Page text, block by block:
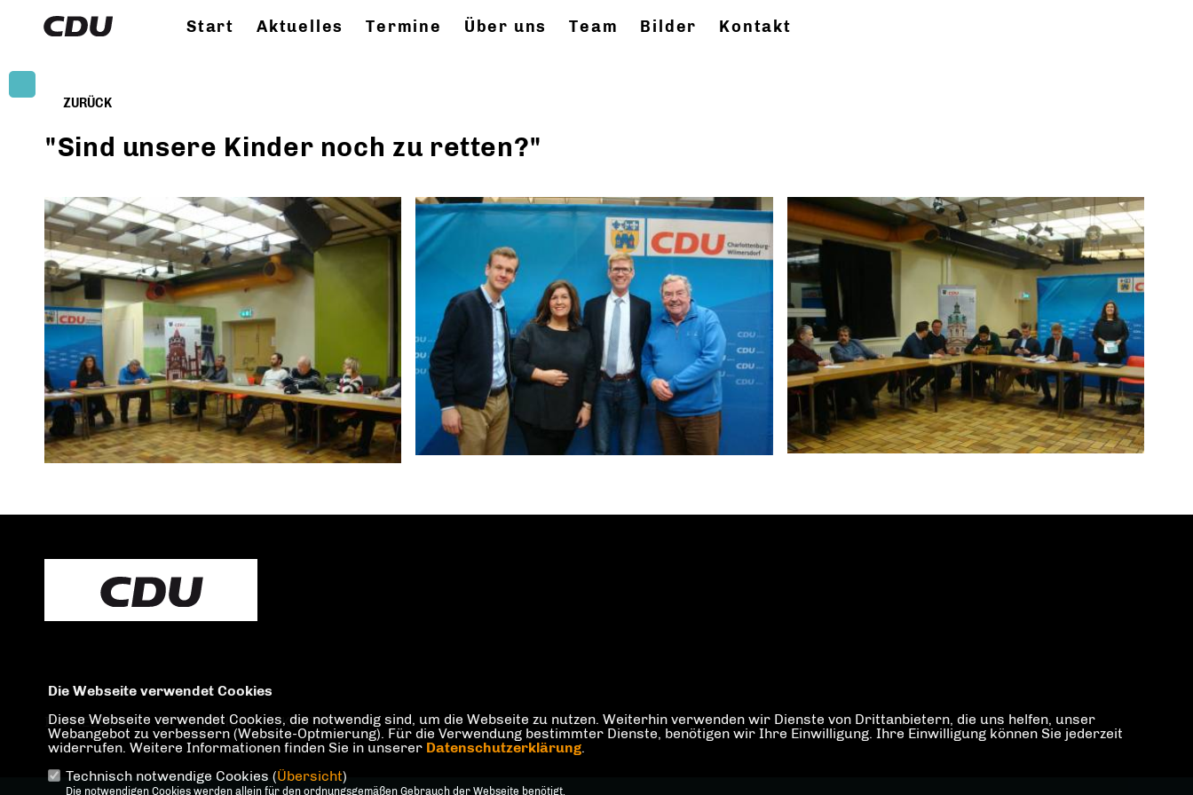
Start Aktuelles Termine Über uns Team Bilder Kontakt
ZURÜCK
"Sind unsere Kinder noch zu retten?"
IMPRESSUM DATENSCHUTZ KONTAKT
Die Webseite verwendet Cookies
Diese Webseite verwendet Cookies, die notwendig sind, um die Webseite zu nutzen. Weiterhin verwenden wir Dienste von Drittanbietern, die uns helfen, unser
Webangebot zu verbessern (Website-Optmierung). Für die Verwendung bestimmter Dienste, benötigen wir Ihre Einwilligung. Ihre Einwilligung können Sie jederzeit
widerrufen. Weitere Informationen finden Sie in unserer Datenschutzerklärung.
Technisch notwendige Cookies (Übersicht)
Die notwendigen Cookies werden allein für den ordnungsgemäßen Gebrauch der Webseite benötigt.